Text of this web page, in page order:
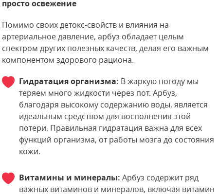
просто освежение
Помимо своих детокс-свойств и влияния на
артериальное давление, арбуз обладает целым
спектром других полезных качеств, делая его важным
компонентом здорового рациона.
Гидратация организма: В жаркую погоду мы
теряем много жидкости через пот. Арбуз,
благодаря высокому содержанию воды, является
идеальным средством для восполнения этой
потери. Правильная гидратация важна для всех
функций организма, от работы мозга до состояния
кожи.
Витамины и минералы: Арбуз содержит ряд
важных витаминов и минералов, включая витамин